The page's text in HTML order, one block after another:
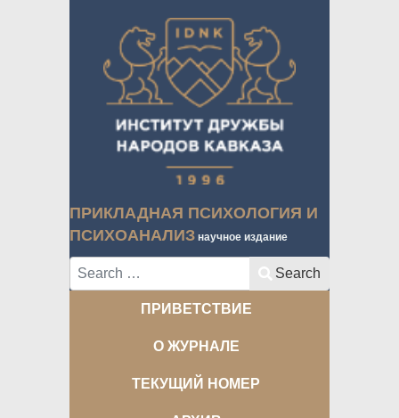
ПРИКЛАДНАЯ ПСИХОЛОГИЯ И
ПСИХОАНАЛИЗ научное издание
Search Search
ПРИВЕТСТВИЕ
О ЖУРНАЛЕ
ТЕКУЩИЙ НОМЕР